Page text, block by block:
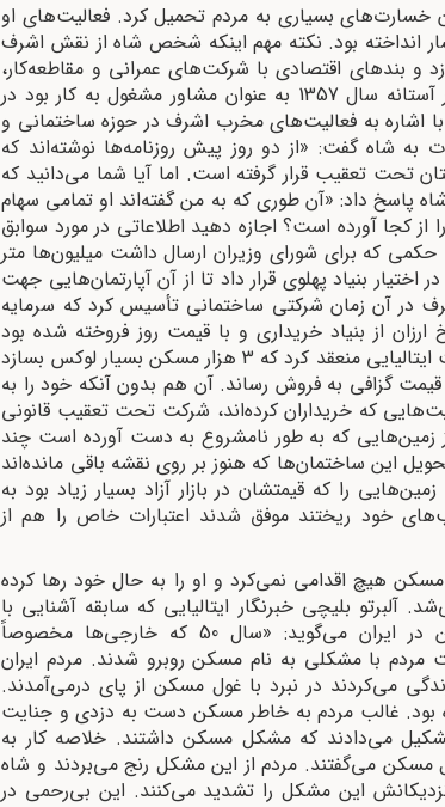
بسیاری به مردم تحمیل کرد. فعالیت‌های او
انداخته بود. نکته مهم اینکه شخص شاه از نقش اشرف
و بندهای اقتصادی با شرکت‌های عمرانی و مقاطعه‌کار،
بازار مسکن را نابود کرده است. احسان نراقی که در آستانه سال 1357 به عنوان مشاور مشغول به کار بود در
از ملاقات‌های خود با شاه به تاریخ 22 آبان 57 با اشاره به فعالیت‌های مخرب اشرف در حوزه ساختمانی و
به شاه گفت: «از دو روز پیش روزنامه‌ها نوشته‌اند که
تحت تعقیب قرار گرفته است. اما آیا شما می‌دانید که
داد: «آن طوری که به من گفته‌اند او تمامی سهام
کجا آورده است؟ اجازه دهید اطلاعاتی در مورد سوابق
که برای شورای وزیران ارسال داشت میلیون‌ها متر
بنیاد پهلوی قرار داد تا از آن آپارتمان‌هایی جهت
در آن زمان شرکتی ساختمانی تأسیس کرد که سرمایه
از بنیاد خریداری و با قیمت روز فروخته شده بود
تأمین گردید. همین شرکت قراردادهایی با یک شرکت ایتالیایی منعقد کرد که 3 هزار مسکن بسیار لوکس بسازد
گزافی به فروش رساند. آن هم بدون آنکه خود را به
که خریداران کرده‌اند، شرکت تحت تعقیب قانونی
از زمین‌هایی که به طور نامشروع به دست آورده است چند
این ساختمان‌ها که هنوز بر روی نقشه باقی مانده‌اند
را که قیمتشان در بازار آزاد بسیار زیاد بود به
خود ریختند موفق شدند اعتبارات خاص را هم از
هیچ اقدامی نمی‌کرد و او را به حال خود رها کرده
بلیچی خبرنگار ایتالیایی که سابقه آشنایی با
اشرف پهلوی را داشت با اشاره به مشکل مسکن در ایران می‌گوید: «سال 50 که خارجی‌ها مخصوصاً
مردم با مشکلی به نام مسکن روبرو شدند. مردم ایران
می‌کردند در نبرد با غول مسکن از پای درمی‌آمدند.
بود. غالب مردم به خاطر مسکن دست به دزدی و جنایت
می‌دادند که مشکل مسکن داشتند. خلاصه کار به
می‌گفتند. مردم از این مشکل رنج می‌بردند و شاه
این مشکل را تشدید می‌کنند. این بی‌رحمی در